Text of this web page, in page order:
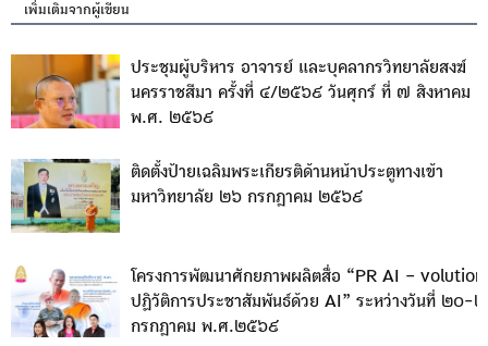
เพิ่มเติมจากผู้เขียน
ประชุมผู้บริหาร อาจารย์ และบุคลากรวิทยาลัยสงฆ์
นครราชสีมา ครั้งที่ ๔/๒๕๖๙ วันศุกร์ ที่ ๗ สิงหาคม
พ.ศ. ๒๕๖๙
ติดตั้งป้ายเฉลิมพระเกียรติด้านหน้าประตูทางเข้า
มหาวิทยาลัย ๒๖ กรกฎาคม ๒๕๖๙
โครงการพัฒนาศักยภาพผลิตสื่อ “PR AI – volution
ปฏิวัติการประชาสัมพันธ์ด้วย AI” ระหว่างวันที่ ๒๐-
กรกฎาคม พ.ศ.๒๕๖๙